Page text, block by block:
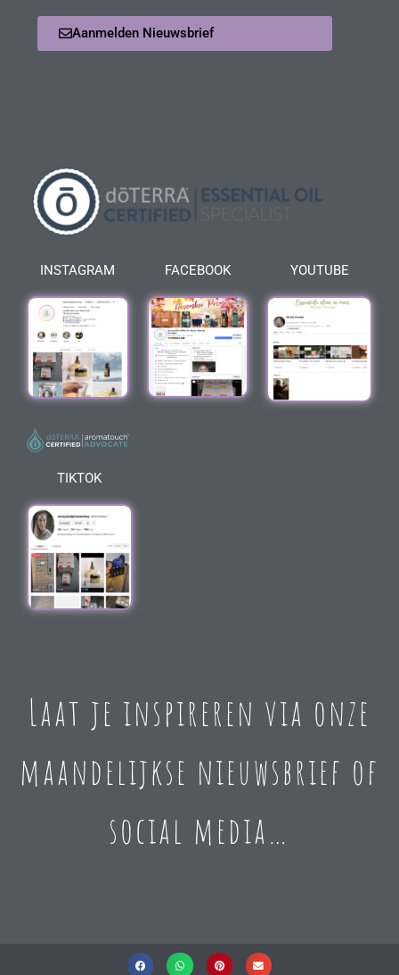
Aanmelden Nieuwsbrief
INSTAGRAM FACEBOOK YOUTUBE
TIKTOK
Laat je inspireren via onze
maandelijkse nieuwsbrief of
social media…